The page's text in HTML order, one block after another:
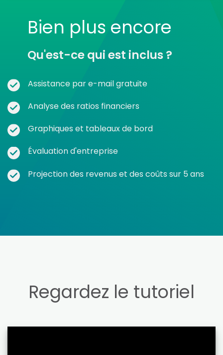
Bien plus encore
Qu'est-ce qui est inclus ?
Assistance par e-mail gratuite
Analyse des ratios financiers
Graphiques et tableaux de bord
Évaluation d'entreprise
Projection des revenus et des coûts sur 5 ans
Regardez le tutoriel